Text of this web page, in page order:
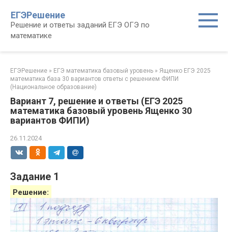
контенту
ЕГЭРешение
Решение и ответы заданий ЕГЭ ОГЭ по
математике
ЕГЭРешение » ЕГЭ математика базовый уровень » Ященко ЕГЭ 2025
математика база 30 вариантов ответы с решением ФИПИ
(Национальное образование)
Вариант 7, решение и ответы (ЕГЭ 2025
математика базовый уровень Ященко 30
вариантов ФИПИ)
26.11.2024
Задание 1
Решение: